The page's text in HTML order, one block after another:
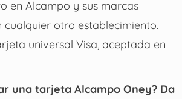
en Alcampo y sus marcas
cualquier otro establecimiento.
universal Visa, aceptada en
una tarjeta Alcampo Oney? Da